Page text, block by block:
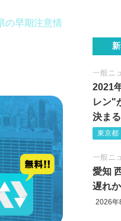
の早期注意情
一般ニ
2021
レン"
決まる
東京都
一般ニ
愛知
遅れか
2026年